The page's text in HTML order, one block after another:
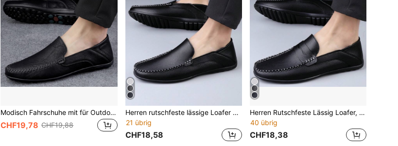
Modisch Fahrschuhe mit für Outdoor Slip-On Loafers mit
CHF19,78 CHF19,88
Herren rutschfeste lässige Loafer Schwarz Autofahrer Loafer - geeignet für den täglichen Gebrauch
21 übrig
CHF18,58
Herren Rutschfeste Lässig Loafer, Schwarze Loafers - Geeignet für den täglichen Gebrauch
40 übrig
CHF18,38